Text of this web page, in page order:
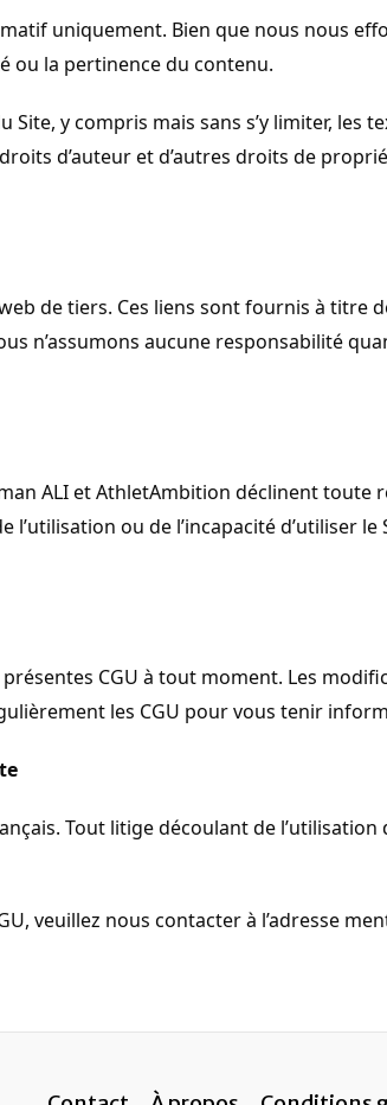
uniquement. Bien que nous nous
ou la pertinence du contenu.
y compris mais sans s’y limiter, les
d’auteur et d’autres droits de
de tiers. Ces liens sont fournis à
n’assumons aucune responsabilité
ALI et AthletAmbition déclinent
ou de l’incapacité d’utiliser
CGU à tout moment. Les
les CGU pour vous tenir
Tout litige découlant de
veuillez nous contacter à l’adresse